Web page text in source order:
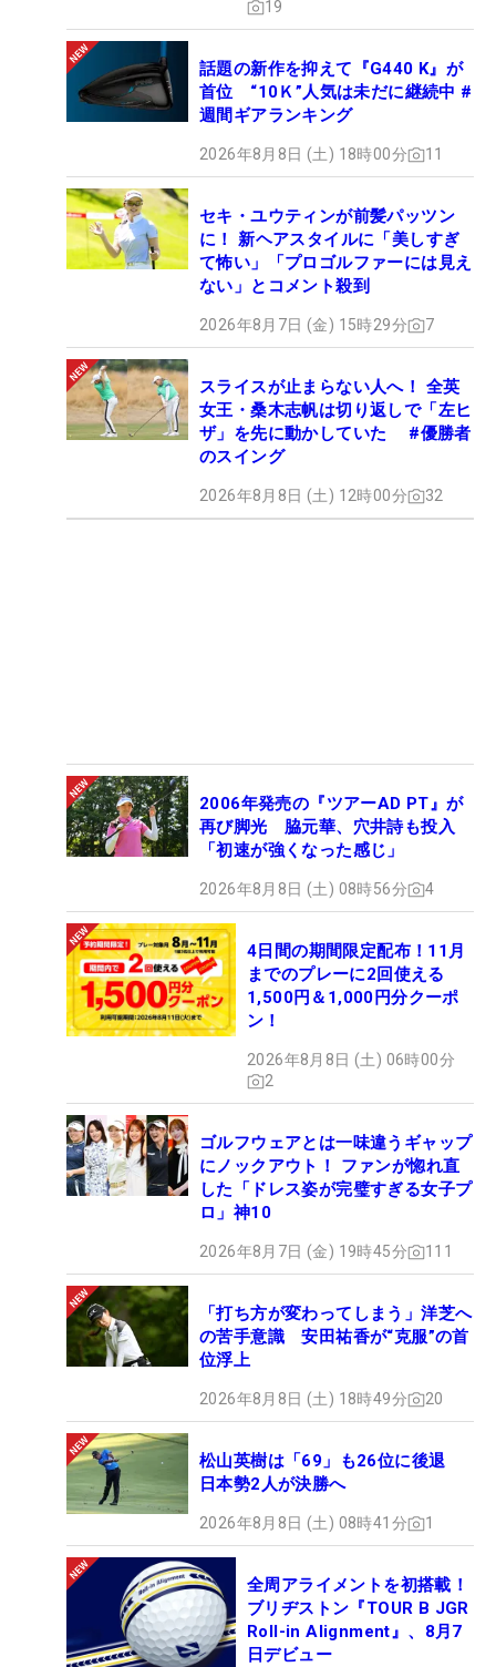
19
話題の新作を抑えて『G440 K』が
首位 “10Ｋ”人気は未だに継続中 #
週間ギアランキング
2026年8月8日 (土) 18時00分 11
セキ・ユウティンが前髪パッツン
に！ 新ヘアスタイルに「美しすぎ
て怖い」「プロゴルファーには見え
ない」とコメント殺到
2026年8月7日 (金) 15時29分 7
スライスが止まらない人へ！ 全英
女王・桑木志帆は切り返しで「左ヒ
ザ」を先に動かしていた #優勝者
のスイング
2026年8月8日 (土) 12時00分 32
2006年発売の『ツアーAD PT』が
再び脚光 脇元華、穴井詩も投入
「初速が強くなった感じ」
2026年8月8日 (土) 08時56分 4
4日間の期間限定配布！11月
までのプレーに2回使える
1,500円＆1,000円分クーポ
ン！
2026年8月8日 (土) 06時00分
2
ゴルフウェアとは一味違うギャップ
にノックアウト！ ファンが惚れ直
した「ドレス姿が完璧すぎる女子プ
ロ」神10
2026年8月7日 (金) 19時45分 111
「打ち方が変わってしまう」洋芝へ
の苦手意識 安田祐香が“克服”の首
位浮上
2026年8月8日 (土) 18時49分 20
松山英樹は「69」も26位に後退
日本勢2人が決勝へ
2026年8月8日 (土) 08時41分 1
全周アライメントを初搭載！
ブリヂストン『TOUR B JGR
Roll-in Alignment』、8月7
日デビュー